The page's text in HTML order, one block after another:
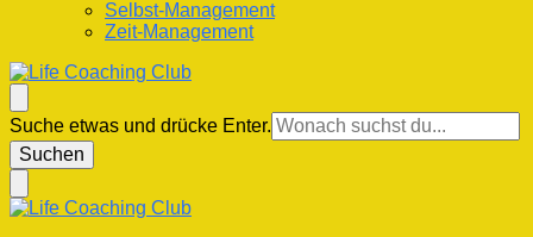
Selbst-Management
Zeit-Management
Life Coaching Club
Für Deine Lebenskompetenz
Suchst
du
nach
Suche etwas und drücke Enter.